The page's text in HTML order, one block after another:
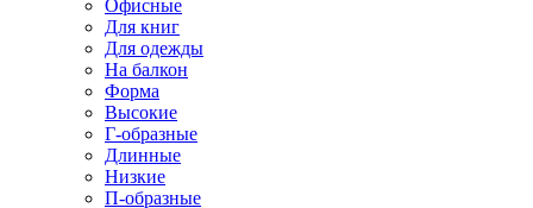
Офисные
Для книг
Для одежды
На балкон
Форма
Высокие
Г-образные
Длинные
Низкие
П-образные